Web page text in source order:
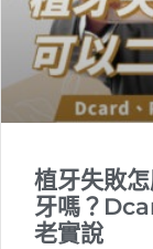
植牙失敗
牙嗎？
老實說